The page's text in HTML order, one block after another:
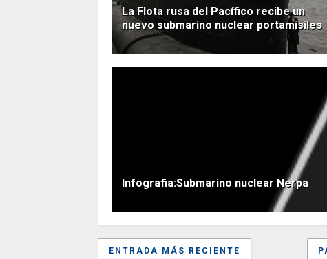
La Flota rusa del Pacífico recibe un
nuevo submarino nuclear portamisiles
Infografia:Submarino nuclear Nerpa
ENTRADA MÁS RECIENTE